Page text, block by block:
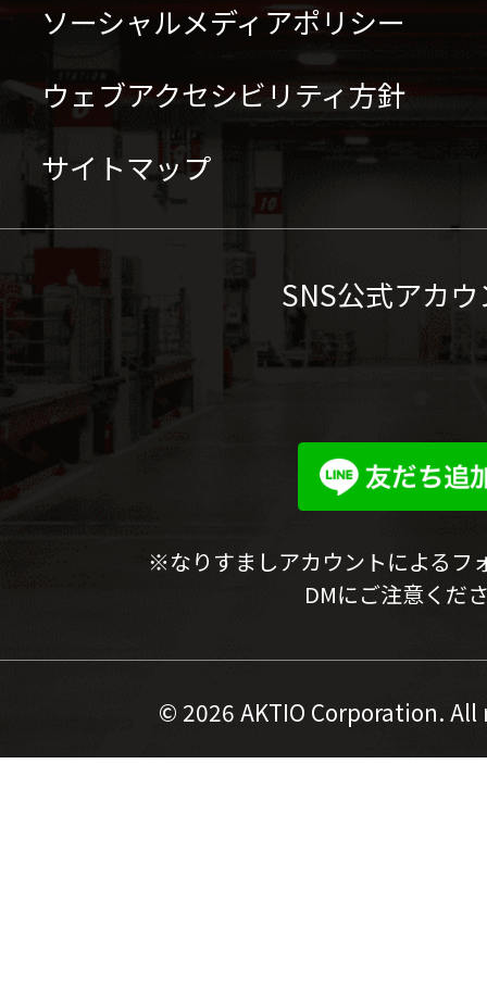
ソーシャルメディアポリシー
ウェブアクセシビリティ方針
サイトマップ
SNS公式アカ
※なりすましアカウントによるフ
DMにご注意くだ
© 2026 AKTIO Corporation.